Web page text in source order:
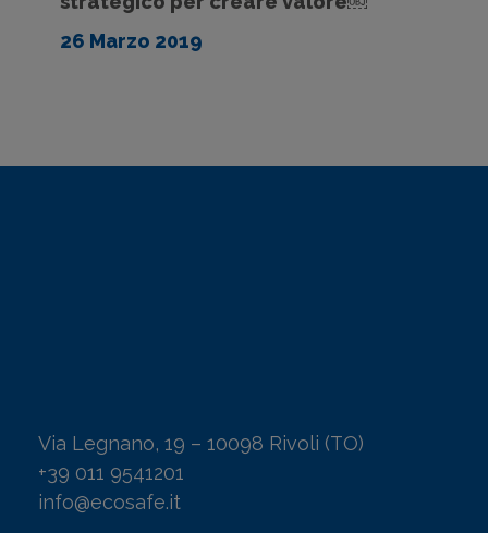
26 Marzo 2019
Via Legnano, 19 – 10098 Rivoli (TO)
+39 011 9541201
info@ecosafe.it